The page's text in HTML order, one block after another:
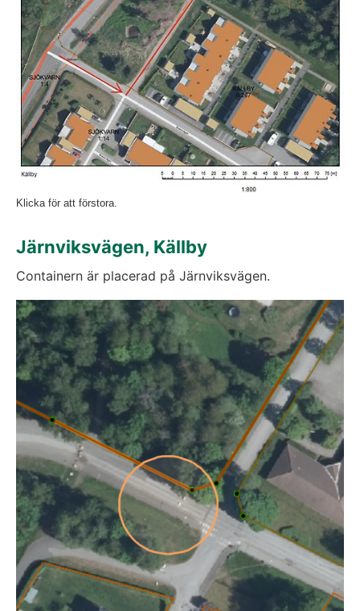
Klicka för att förstora.
Järnviksvägen, Källby
Containern är placerad på Järnviksvägen.